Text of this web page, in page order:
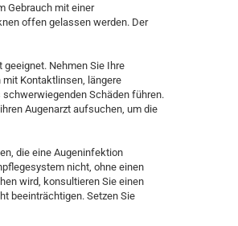
Gebrauch mit einer
offen gelassen werden. Der
Nehmen Sie Ihre
Kontaktlinsen, längere
Schäden führen.
Augenarzt aufsuchen, um die
die eine Augeninfektion
nicht, ohne einen
wird, konsultieren Sie einen
beeinträchtigen. Setzen Sie